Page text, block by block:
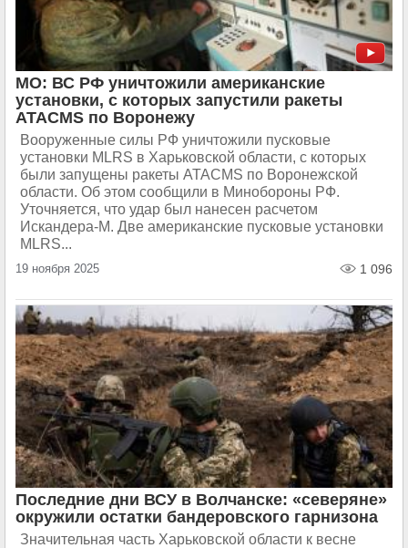
МО: ВС РФ уничтожили американские
установки, с которых запустили ракеты
ATACMS по Воронежу
Вооруженные силы РФ уничтожили пусковые
установки MLRS в Харьковской области, с которых
были запущены ракеты ATACMS по Воронежской
области. Об этом сообщили в Минобороны РФ.
Уточняется, что удар был нанесен расчетом
Искандера-М. Две американские пусковые установки
MLRS...
19 ноября 2025 1 096
Последние дни ВСУ в Волчанске: «северяне»
окружили остатки бандеровского гарнизона
Значительная часть Харьковской области к весне